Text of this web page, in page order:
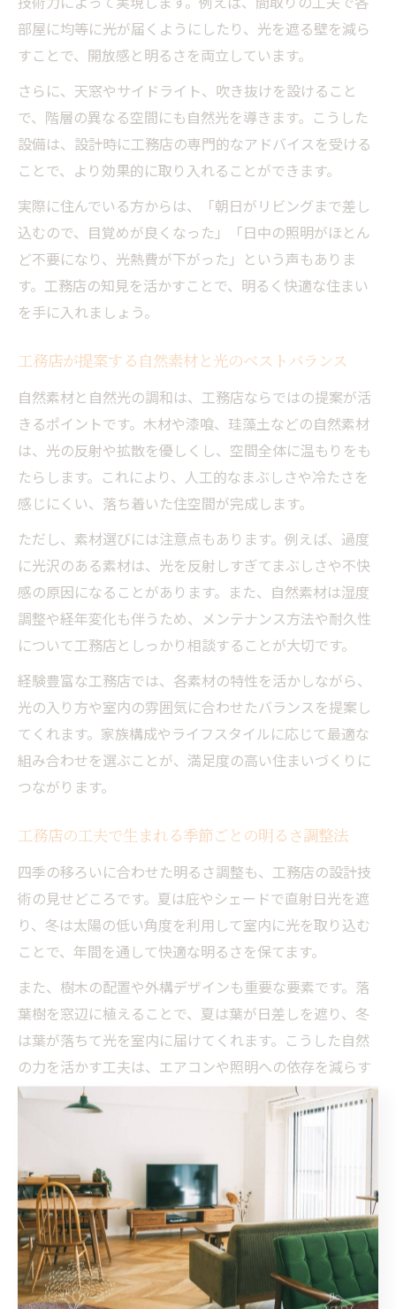
部屋に均等に光が届くようにしたり、光を遮る壁を減ら
すことで、開放感と明るさを両立しています。
さらに、天窓やサイドライト、吹き抜けを設けること
で、階層の異なる空間にも自然光を導きます。こうした
設備は、設計時に工務店の専門的なアドバイスを受ける
ことで、より効果的に取り入れることができます。
実際に住んでいる方からは、「朝日がリビングまで差し
込むので、目覚めが良くなった」「日中の照明がほとん
ど不要になり、光熱費が下がった」という声もありま
す。工務店の知見を活かすことで、明るく快適な住まい
を手に入れましょう。
工務店が提案する自然素材と光のベストバランス
自然素材と自然光の調和は、工務店ならではの提案が活
きるポイントです。木材や漆喰、珪藻土などの自然素材
は、光の反射や拡散を優しくし、空間全体に温もりをも
たらします。これにより、人工的なまぶしさや冷たさを
感じにくい、落ち着いた住空間が完成します。
ただし、素材選びには注意点もあります。例えば、過度
に光沢のある素材は、光を反射しすぎてまぶしさや不快
感の原因になることがあります。また、自然素材は湿度
調整や経年変化も伴うため、メンテナンス方法や耐久性
について工務店としっかり相談することが大切です。
経験豊富な工務店では、各素材の特性を活かしながら、
光の入り方や室内の雰囲気に合わせたバランスを提案し
てくれます。家族構成やライフスタイルに応じて最適な
組み合わせを選ぶことが、満足度の高い住まいづくりに
つながります。
工務店の工夫で生まれる季節ごとの明るさ調整法
四季の移ろいに合わせた明るさ調整も、工務店の設計技
術の見せどころです。夏は庇やシェードで直射日光を遮
り、冬は太陽の低い角度を利用して室内に光を取り込む
ことで、年間を通して快適な明るさを保てます。
また、樹木の配置や外構デザインも重要な要素です。落
葉樹を窓辺に植えることで、夏は葉が日差しを遮り、冬
は葉が落ちて光を室内に届けてくれます。こうした自然
の力を活かす工夫は、エアコンや照明への依存を減らす
省エネ効果も期待できます。
「季節ごとに室内の明るさが変わるのが楽しみになっ
多く聞かれます。設計段階で工務店としっかり打ち合わ
せし、季節ごとの暮らしやすさを意識した明るさ調整法
を取り入れることが、満足度の高い家づくりのコツで
す。